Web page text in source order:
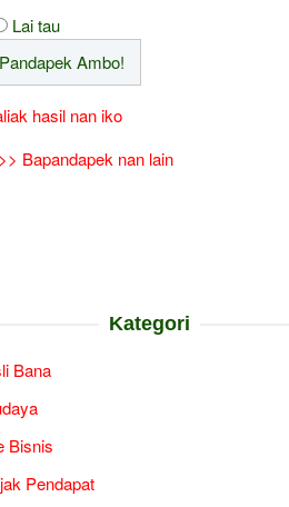
Lai tau
hasil nan iko
Bapandapek nan lain
Kategori
Bana
Bisnis
Pendapat